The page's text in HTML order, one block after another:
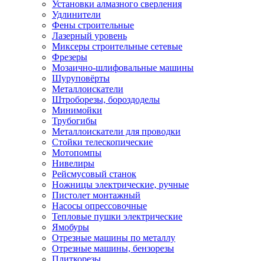
Установки алмазного сверления
Удлинители
Фены строительные
Лазерный уровень
Миксеры строительные сетевые
Фрезеры
Мозаично-шлифовальные машины
Шуруповёрты
Металлоискатели
Штроборезы, бороздоделы
Минимойки
Трубогибы
Металлоискатели для проводки
Стойки телескопические
Мотопомпы
Нивелиры
Рейсмусовый станок
Ножницы электрические, ручные
Пистолет монтажный
Насосы опрессовочные
Тепловые пушки электрические
Ямобуры
Отрезные машины по металлу
Отрезные машины, бензорезы
Плиткорезы